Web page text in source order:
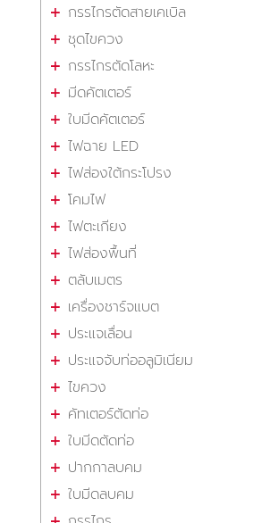
กรรไกรตัดสายเคเบิล
ชุดไขควง
กรรไกรตัดโลหะ
มีดคัตเตอร์
ใบมีดคัตเตอร์
ไฟฉาย LED
ไฟส่องใต้กระโปรง
โคมไฟ
ไฟตะเกียง
ไฟส่องพื้นที่
ตลับเมตร
เครื่องชาร์จแบต
ประแจเลื่อน
ประแจจับท่ออลูมิเนียม
ไขควง
คัทเตอร์ตัดท่อ
ใบมีดตัดท่อ
ปากกาลบคม
ใบมีดลบคม